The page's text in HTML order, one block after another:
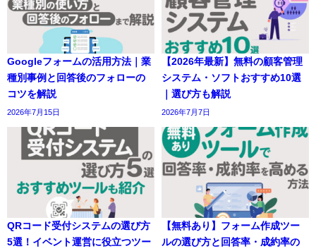
Googleフォームの活用方法｜業
種別事例と回答後のフォローの
コツを解説
2026年7月15日
【2026年最新】無料の顧客管理
システム・ソフトおすすめ10選
｜選び方も解説
2026年7月7日
QRコード受付システムの選び方
5選！イベント運営に役立つツー
【無料あり】フォーム作成ツー
ルの選び方と回答率・成約率の